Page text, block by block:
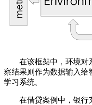
在该框架中，环境对
察结果则作为数据输入给
学习系统。
在借贷案例中，银行